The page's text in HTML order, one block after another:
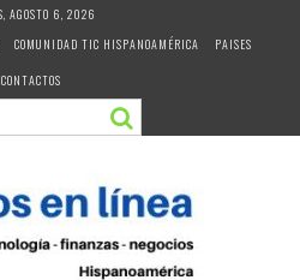
AGOSTO 6, 2026
COMUNIDAD TIC HISPANOAMÉRICA
PAISES
CONTACTOS